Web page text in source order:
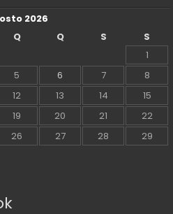
2026
Q Q S
S
1
5 6 7
8
12 13 14
15
19 20 21
22
26 27 28
29